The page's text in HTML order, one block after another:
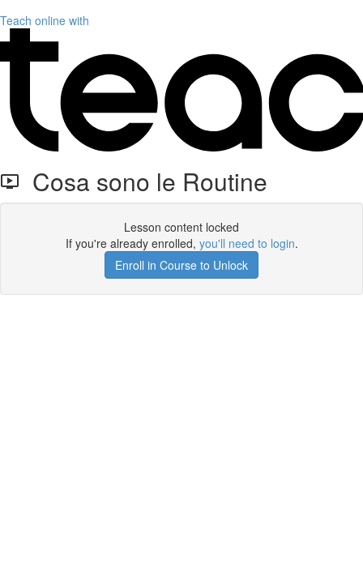
Teach online with
Cosa sono le Routine
Lesson content locked
If you're already enrolled, you'll need to login.
Enroll in Course to Unlock